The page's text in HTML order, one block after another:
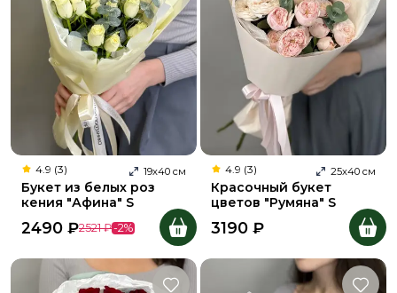
4.9 (3) 19х40 см
Букет из белых роз
кения "Афина" S
2490 ₽2521 ₽-2%
4.9 (3) 25х40 см
Красочный букет
цветов "Румяна" S
3190 ₽